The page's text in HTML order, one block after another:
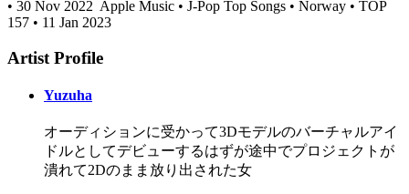
• 30 Nov 2022 Apple Music • J-Pop Top Songs • Norway • TOP
157 • 11 Jan 2023
Artist Profile
Yuzuha
オーディションに受かって3Dモデルのバーチャルアイ
ドルとしてデビューするはずが途中でプロジェクトが
潰れて2Dのまま放り出された女